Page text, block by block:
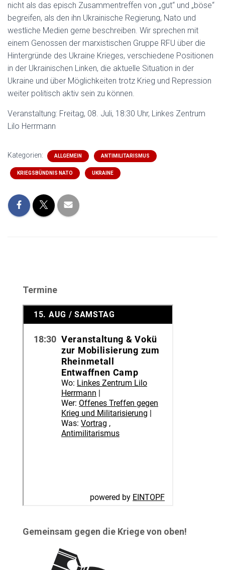
nicht als das episch Zusammentreffen von „gut“ und „böse“
begreifen, als den ihn Ukrainische Regierung, Nato und
westliche Medien gerne beschreiben. Wir sprechen mit
einem Genossen der marxistischen Gruppe RFU über die
Hintergründe des Ukraine Krieges, verschiedene Positionen
in der Ukrainischen Linken, die aktuelle Situation in der
Ukraine und über Möglichkeiten trotz Krieg und Repression
weiter politisch aktiv sein zu können.
Veranstaltung: Freitag, 08. Juli, 18:30 Uhr, Linkes Zentrum
Lilo Herrmann
Kategorien: ALLGEMEIN ANTIMILITARISMUS
KRIEGSBÜNDNIS NATO UKRAINE
Termine
Gemeinsam gegen die Kriege von oben!